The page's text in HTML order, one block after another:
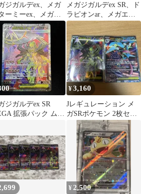
ジガルデex、メガ
ーミーex、メガゼ
ラ SR 3枚セット
メガジガルデex SR、ド
ラピオンar、メガエア
ームドexRR
ジガルデex SR
拡張パック ムニ
¥3,160
Jレギュレーション メ
ガSRポケモン 2枚セッ
¥2,500